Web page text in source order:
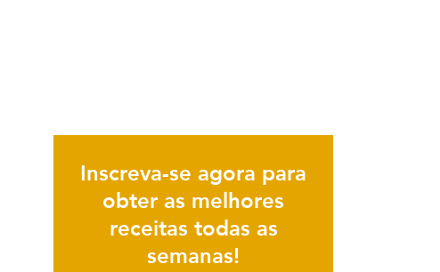
Inscreva-se agora para
obter as melhores
receitas todas as
semanas!